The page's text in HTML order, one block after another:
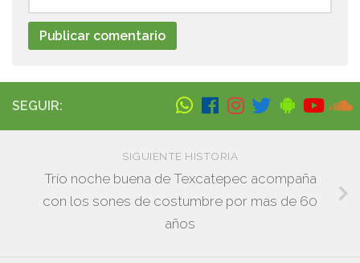
SEGUIR:
SIGUIENTE HISTORIA
Trío noche buena de Texcatepec acompaña
con los sones de costumbre por mas de 60
años